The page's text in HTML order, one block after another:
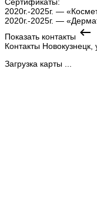
2020г.-2025г. —
2020г.-2025г. —
Показать контакты
Контакты
Загрузка карты ...